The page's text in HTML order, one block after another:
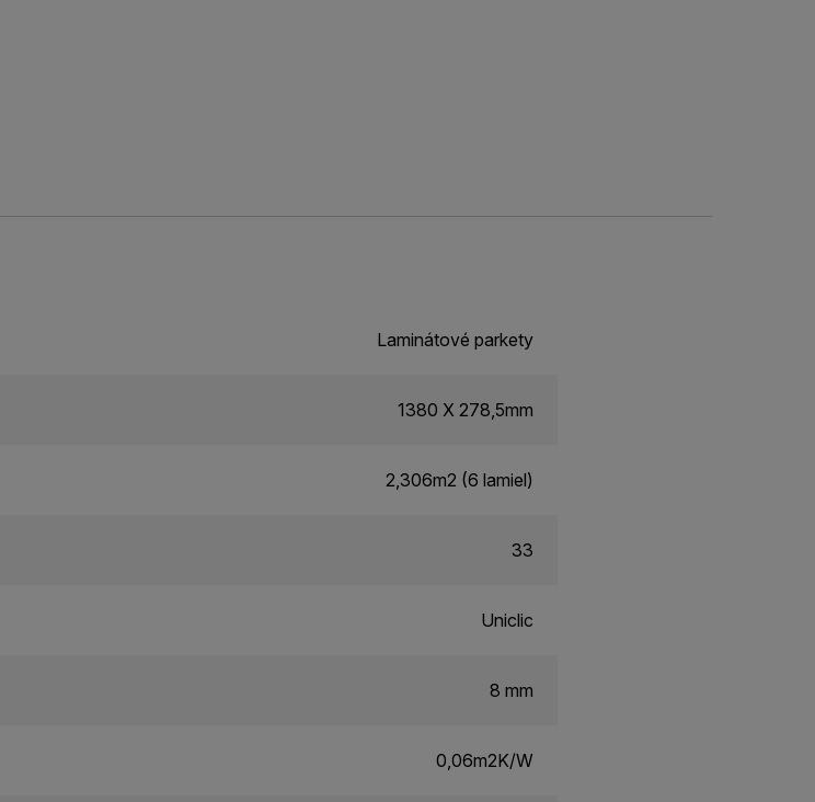
Laminátové parkety
1380 X 278,5mm
2,306m2 (6 lamiel)
33
Uniclic
8 mm
0,06m2K/W